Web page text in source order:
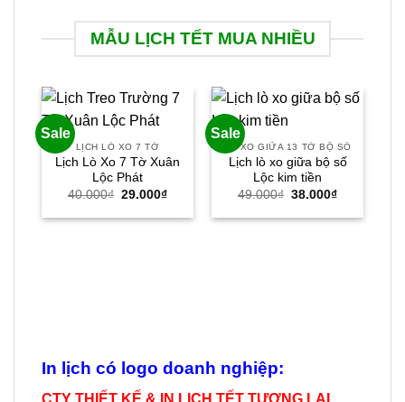
MẪU LỊCH TẾT MUA NHIỀU
Sale
LỊCH LÒ XO 7 TỜ
Lịch Lò Xo 7 Tờ Xuân
Lộc Phát
40.000₫ Giá
là:
29.000₫Giá
tại
Sale
LÒ XO GIỮA 13 TỜ BỘ SỐ
Lịch lò xo giữa bộ số
Lộc kim tiền
49.000₫ Giá
là:
38.000₫Giá
tại
In lịch có logo doanh nghiệp: